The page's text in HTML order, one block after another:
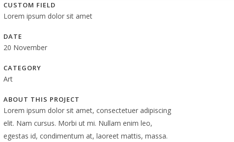
CUSTOM FIELD
Lorem ipsum dolor sit amet
DATE
20 November
CATEGORY
Art
ABOUT THIS PROJECT
Lorem ipsum dolor sit amet, consectetuer adipiscing
elit. Nam cursus. Morbi ut mi. Nullam enim leo,
egestas id, condimentum at, laoreet mattis, massa.